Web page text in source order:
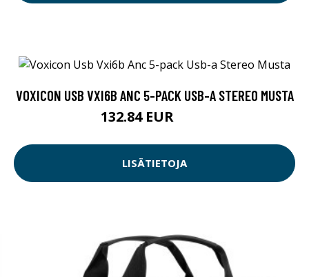
VOXICON USB VXI6B ANC 5-PACK USB-A STEREO MUSTA
132.84 EUR
LISÄTIETOJA